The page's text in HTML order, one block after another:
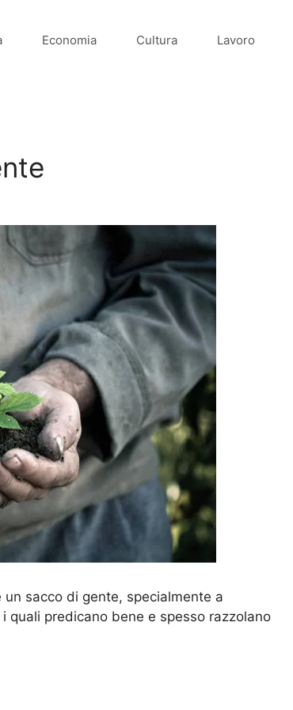
Economia Cultura Lavoro
sacco di gente, specialmente a
quali predicano bene e spesso razzolano